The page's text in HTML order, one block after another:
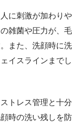
に刺激が加わりや
雑菌や圧力が、毛
また、洗顔時に洗
イスラインまでし
トレス管理と十分
時の洗い残しを防